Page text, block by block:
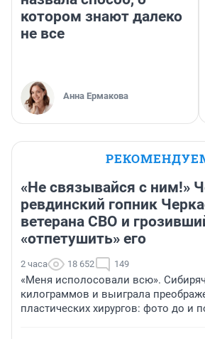
котором знают далеко
не все
Анна Ермакова
«Не связывайся с ним!»
ревдинский гопник
ветерана СВО и
«отпетушить» его
2 часа 18 652 149
«Меня исполосовали всю».
килограммов и выиграла
пластических хирургов: фото до и